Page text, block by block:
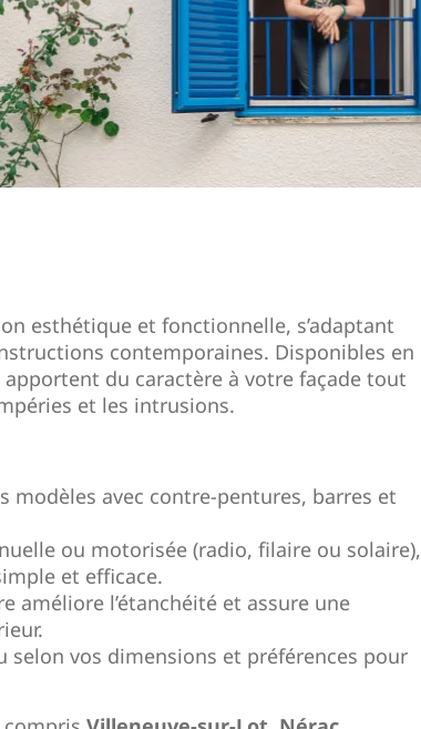
esthétique et fonctionnelle, s’adaptant
contemporaines. Disponibles en
du caractère à votre façade tout
et les intrusions.
modèles avec contre-pentures, barres et
ou motorisée (radio, filaire ou solaire),
et efficace.
améliore l’étanchéité et assure une
selon vos dimensions et préférences pour